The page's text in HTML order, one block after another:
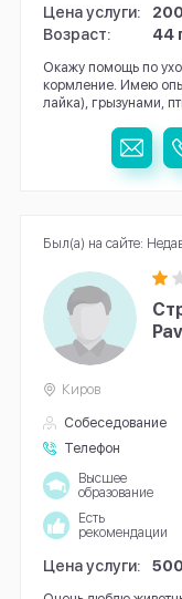
Цена услуги:
Возраст:
44
Окажу помощь по
кормление. Имею
лайка), грызунами,
Собеседование
Телефон
Киров
Высшее
образование
Есть
рекомендации
Цена услуги:
Был(а) на сайте: